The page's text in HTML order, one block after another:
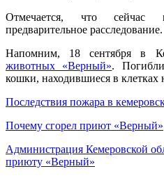
Отмечается, что сейчас
предварительное расследование.
Напомним, 18 сентября в
животных «Верный».
кошки, находившиеся в клетках
Последствия пожара в
Почему сгорел приют «Верный»
Администрация Кемеровской
приюту «Верный»